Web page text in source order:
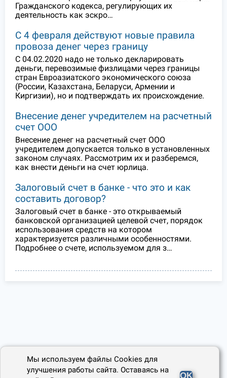
Гражданского кодекса, регулирующих их
деятельность как эскро…
С 4 февраля действуют новые правила
провоза денег через границу
С 04.02.2020 надо не только декларировать
деньги, перевозимые физлицами через границы
стран Евроазиатского экономического союза
(России, Казахстана, Беларуси, Армении и
Киргизии), но и подтверждать их происхождение.
Внесение денег учредителем на расчетный
счет ООО
Внесение денег на расчетный счет ООО
учредителем допускается только в установленных
законом случаях. Рассмотрим их и разберемся,
как внести деньги на счет юрлица.
Залоговый счет в банке - что это и как
составить договор?
Залоговый счет в банке - это открываемый
банковской организацией целевой счет, порядок
использования средств на котором
характеризуется различными особенностями.
Подробнее о счете, используемом для з…
Мы используем файлы Cookies для
улучшения работы сайта. Оставаясь на
OK